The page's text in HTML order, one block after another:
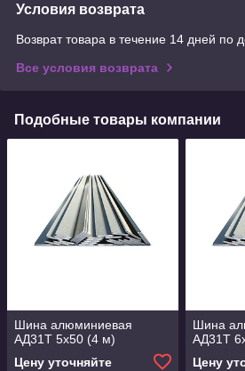
Условия возврата
Возврат товара в течение 14 дней по
Все условия возврата
Подобные товары компании
Шина алюминиевая
АД31Т 5х50 (4 м)
Цену уточняйте
Шина
АД31Т
Цену